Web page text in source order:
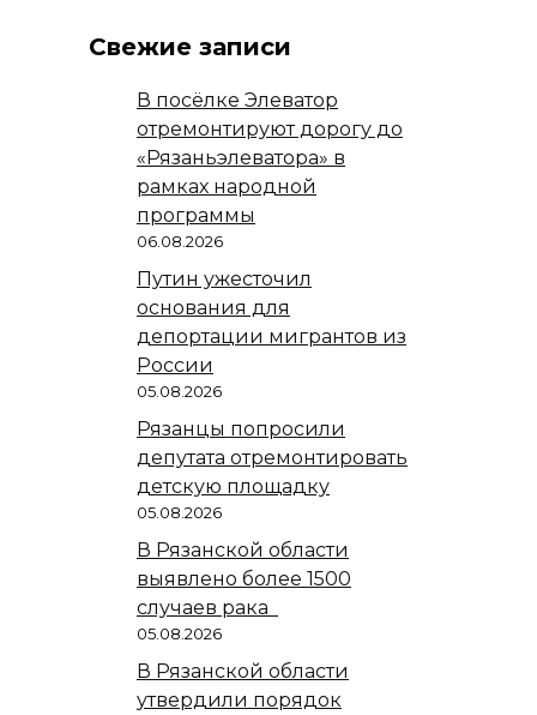
Свежие записи
В посёлке Элеватор
отремонтируют дорогу до
«Рязаньэлеватора» в
рамках народной
программы
06.08.2026
Путин ужесточил
основания для
депортации мигрантов из
России
05.08.2026
Рязанцы попросили
депутата отремонтировать
детскую площадку
05.08.2026
В Рязанской области
выявлено более 1500
случаев рака
05.08.2026
В Рязанской области
утвердили порядок